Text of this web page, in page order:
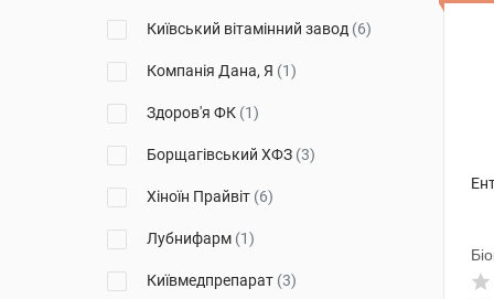
Київський вітамінний завод (6)
Компанія Дана, Я (1)
Здоров'я ФК (1)
Борщагівський ХФЗ (3)
Хіноїн Прайвіт (6)
Лубнифарм (1)
Київмедпрепарат (3)